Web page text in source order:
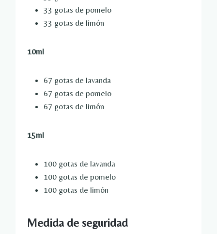
33 gotas de pomelo
33 gotas de limón
10ml
67 gotas de lavanda
67 gotas de pomelo
67 gotas de limón
15ml
100 gotas de lavanda
100 gotas de pomelo
100 gotas de limón
Medida de seguridad